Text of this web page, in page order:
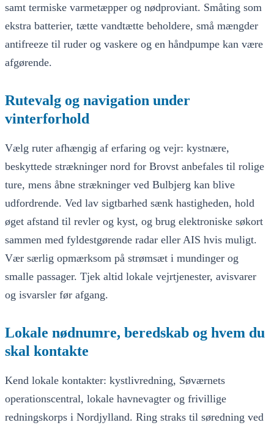
samt termiske varmetæpper og nødproviant. Småting som
ekstra batterier, tætte vandtætte beholdere, små mængder
antifreeze til ruder og vaskere og en håndpumpe kan være
afgørende.
Rutevalg og navigation under
vinterforhold
Vælg ruter afhængig af erfaring og vejr: kystnære,
beskyttede strækninger nord for Brovst anbefales til rolige
ture, mens åbne strækninger ved Bulbjerg kan blive
udfordrende. Ved lav sigtbarhed sænk hastigheden, hold
øget afstand til revler og kyst, og brug elektroniske søkort
sammen med fyldestgørende radar eller AIS hvis muligt.
Vær særlig opmærksom på strømsæt i mundinger og
smalle passager. Tjek altid lokale vejrtjenester, avisvarer
og isvarsler før afgang.
Lokale nødnumre, beredskab og hvem du
skal kontakte
Kend lokale kontakter: kystlivredning, Søværnets
operationscentral, lokale havnevagter og frivillige
redningskorps i Nordjylland. Ring straks til søredning ved